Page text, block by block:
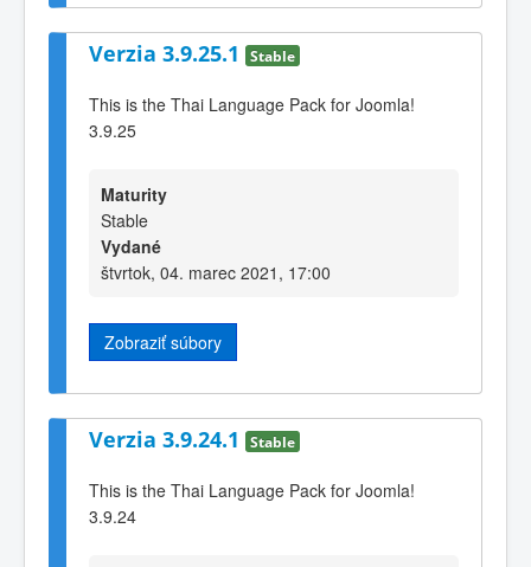
Verzia 3.9.25.1 Stable
This is the Thai Language Pack for Joomla!
3.9.25
Maturity
Stable
Vydané
štvrtok, 04. marec 2021, 17:00
Zobraziť súbory
Verzia 3.9.24.1 Stable
This is the Thai Language Pack for Joomla!
3.9.24